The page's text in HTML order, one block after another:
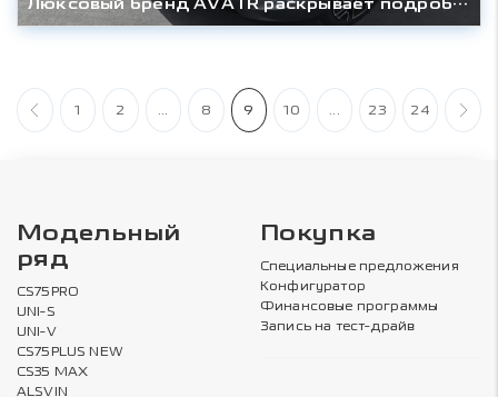
Люксовый бренд AVATR раскрывает подробности об оснащении электрического кроссовера AVATR 11
1 2 ... 8 9 10 ... 23 24
Модельный
ряд
CS75PRO
UNI-S
UNI-V
CS75PLUS NEW
CS35 MAX
ALSVIN
Покупка
Специальные предложения
Конфигуратор
Финансовые программы
Запись на тест-драйв